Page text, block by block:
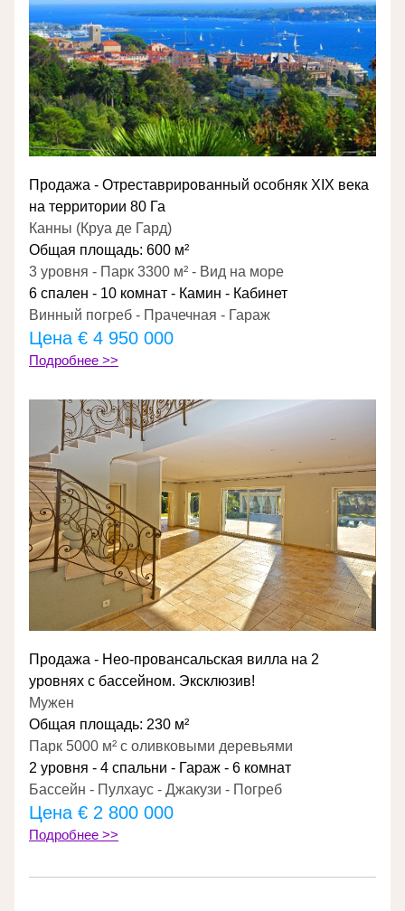
Продажа - Отреставрированный особняк XIX века
на территории 80 Га
Канны (Круа де Гард)
Общая площадь: 600 м²
3 уровня - Парк 3300 м² - Вид на море
6 спален - 10 комнат - Камин - Кабинет
Винный погреб - Прачечная - Гараж
Цена € 4 950 000
Подробнее >>
Продажа - Нео-провансальская вилла на 2
уровнях с бассейном. Эксклюзив!
Мужен
Общая площадь: 230 м²
Парк 5000 м² с оливковыми деревьями
2 уровня - 4 спальни - Гараж - 6 комнат
Бассейн - Пулхаус - Джакузи - Погреб
Цена € 2 800 000
Подробнее >>